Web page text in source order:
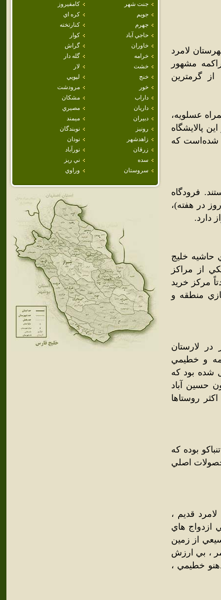
جنت شهر
كامفيروز
جويم
كره اي
جهرم
كنارتخته
حاجي آباد
كوار
خاوران
گراش
خرامه
گله دار
خشت
لار
خنج
لپويي
خور
مرودشت
داراب
مشكان
داريان
مصيري
دبيران
ميمند
رونيز
نوبندگان
زاهدشهر
نودان
زرقان
نورآباد
سده
ني ريز
سروستان
وراوي
لامرد
مشهور
يکي از گرمترين
عسلويه،
پالايشگاه
شده‌است که
فرودگاه
(يک روز در هفته)،
دارد.
حاشيه خليج
از مراکز
مرکز خريد
منطقه و
لارستان
و خطيمي
شده بود که
حسين آباد
روستاها
بوده که
اصلي
قديم ،
هاي
از زمين
، بي ارزش
خطيمي ،